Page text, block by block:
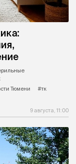
Тюмени #тк
9 августа, 11:00